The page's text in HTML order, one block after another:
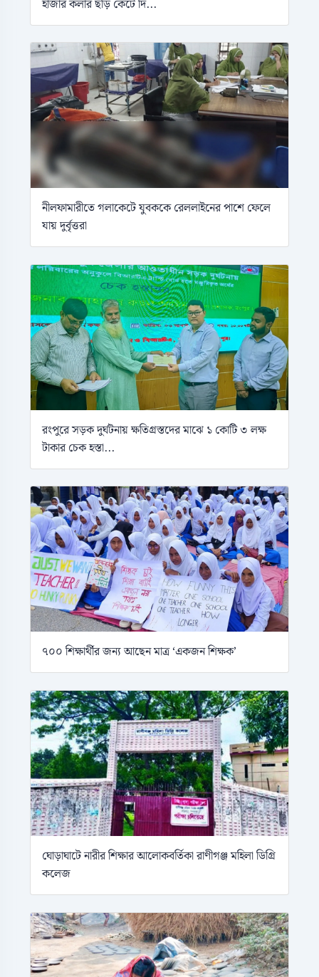
হাজার কলার ছড়ি কেটে দি...
নীলফামারীতে গলাকেটে যুবককে রেললাইনের পাশে ফেলে
যায় দুর্বৃত্তরা
রংপুরে সড়ক দুর্ঘটনায় ক্ষতিগ্রস্তদের মাঝে ১ কোটি ৩ লক্ষ
টাকার চেক হস্তা...
৭০০ শিক্ষার্থীর জন্য আছেন মাত্র ‘একজন শিক্ষক’
ঘোড়াঘাটে নারীর শিক্ষার আলোকবর্তিকা রাণীগঞ্জ মহিলা ডিগ্রি
কলেজ